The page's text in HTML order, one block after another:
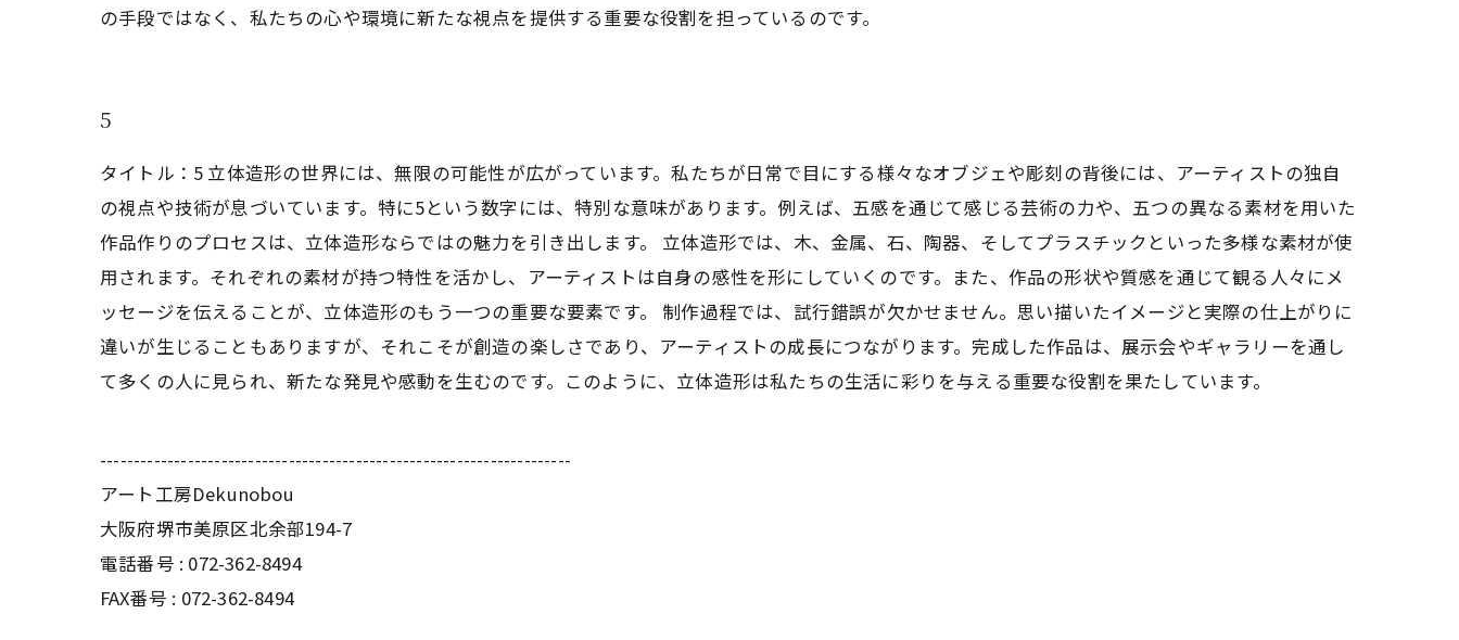
の手段ではなく、私たちの心や環境に新たな視点を提供する重要な役割を担っているのです。
5
タイトル：5 立体造形の世界には、無限の可能性が広がっています。私たちが日常で目にする様々なオブジェや彫刻の背後には、アーティストの独自
の視点や技術が息づいています。特に5という数字には、特別な意味があります。例えば、五感を通じて感じる芸術の力や、五つの異なる素材を用いた
作品作りのプロセスは、立体造形ならではの魅力を引き出します。 立体造形では、木、金属、石、陶器、そしてプラスチックといった多様な素材が使
用されます。それぞれの素材が持つ特性を活かし、アーティストは自身の感性を形にしていくのです。また、作品の形状や質感を通じて観る人々にメ
ッセージを伝えることが、立体造形のもう一つの重要な要素です。 制作過程では、試行錯誤が欠かせません。思い描いたイメージと実際の仕上がりに
違いが生じることもありますが、それこそが創造の楽しさであり、アーティストの成長につながります。完成した作品は、展示会やギャラリーを通し
て多くの人に見られ、新たな発見や感動を生むのです。このように、立体造形は私たちの生活に彩りを与える重要な役割を果たしています。
----------------------------------------------------------------------
アート工房Dekunobou
大阪府堺市美原区北余部194-7
電話番号 : 072-362-8494
FAX番号 : 072-362-8494